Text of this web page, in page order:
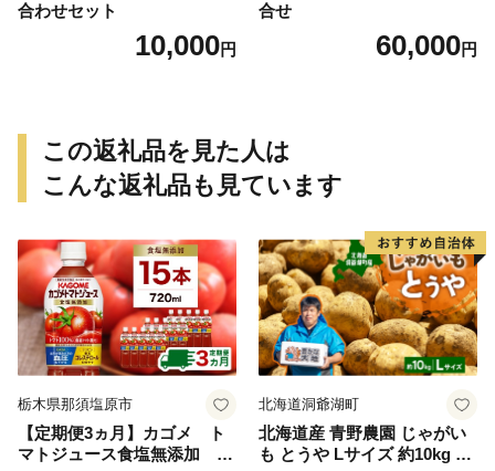
合わせセット
10,000円
合せ
60,000円
この返礼品を見た人は
こんな返礼品も見ています
栃木県那須塩原市
【定期便3ヵ月】カゴメ ト
マトジュース食塩無添加 72
北海道洞爺湖町
北海道産 青野農園 じゃがい
も とうや Lサイズ 約10kg 20